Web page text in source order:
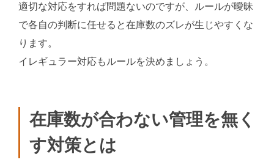
適切な対応をすれば問題ないのですが、ルールが曖昧
で各自の判断に任せると在庫数のズレが生じやすくな
ります。
イレギュラー対応もルールを決めましょう。
在庫数が合わない管理を無く
す対策とは